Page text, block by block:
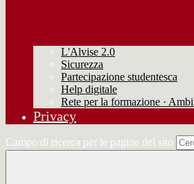
L'Alvise 2.0
Sicurezza
Partecipazione studentesca
Help digitale
Rete per la formazione ·
Privacy
Campo di ricerca per le pagine del sito